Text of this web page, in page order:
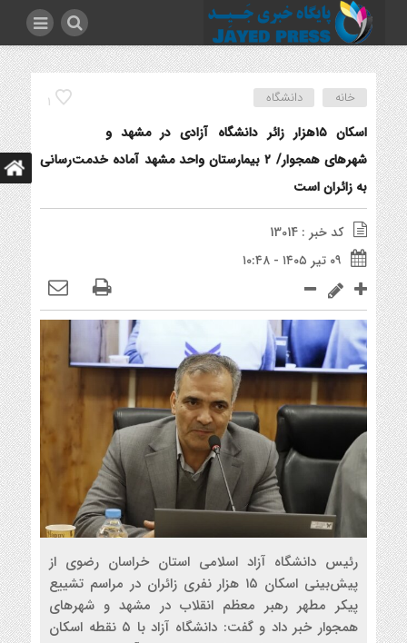
1 خانه دانشگاه
اسکان ۱۵هزار زائر دانشگاه آزادی در مشهد و
شهرهای همجوار/ ۲ بیمارستان‌ واحد مشهد آماده خدمت‌رسانی
به زائران است
کد خبر : 13014
۰۹ تیر ۱۴۰۵ - ۱۰:۴۸
رئیس دانشگاه آزاد اسلامی استان خراسان رضوی از
پیش‌بینی اسکان ۱۵ هزار نفری زائران در مراسم تشییع
پیکر مطهر رهبر معظم انقلاب در مشهد و شهرهای
همجوار خبر داد و گفت: دانشگاه آزاد با ۵ نقطه اسکان